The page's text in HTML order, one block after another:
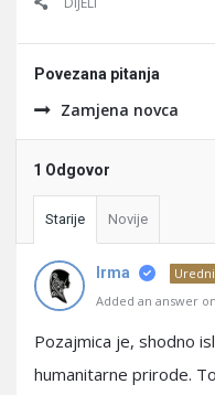
Povezana pitanja
Zamjena novca
1 Odgovor
Starije Novije
Irma
Added an answer
Pozajmica je, shodno
humanitarne prirode.